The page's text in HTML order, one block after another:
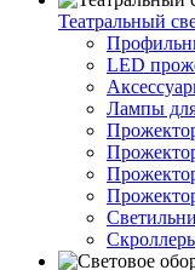
Театральный
LED
Лампы